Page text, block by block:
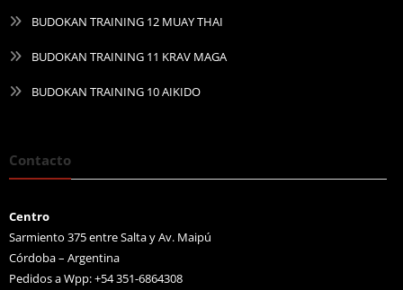
BUDOKAN TRAINING 12 MUAY THAI
BUDOKAN TRAINING 11 KRAV MAGA
BUDOKAN TRAINING 10 AIKIDO
Contacto
Centro
Sarmiento 375 entre Salta y Av. Maipú
Córdoba – Argentina
Pedidos a Wpp: +54 351-6864308